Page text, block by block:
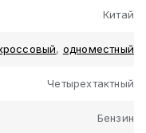
Китай
, одноместный
Четырехтактный
Бензин